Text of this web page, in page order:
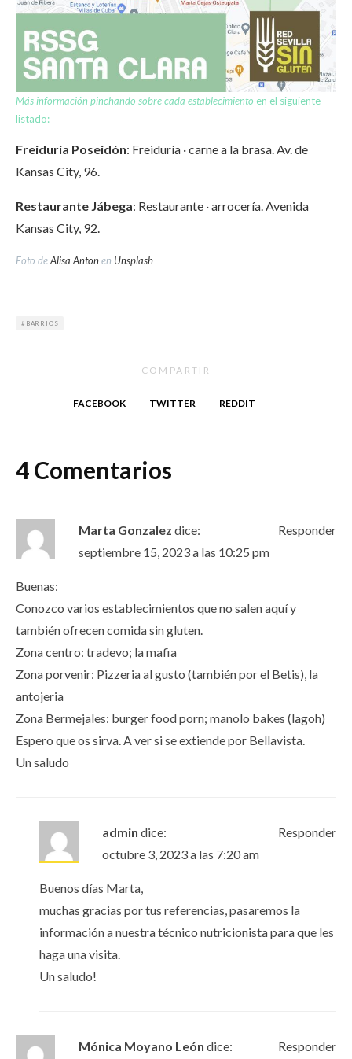
Más información pinchando sobre cada establecimiento en el siguiente
listado:
Freiduría Poseidón: Freiduría · carne a la brasa. Av. de
Kansas City, 96.
Restaurante Jábega: Restaurante · arrocería. Avenida
Kansas City, 92.
Foto deAlisa Antonen Unsplash
BARRIOS
COMPARTIR
FACEBOOK TWITTER REDDIT
4 Comentarios
Marta Gonzalez dice:
septiembre 15, 2023 a las 10:25 pm
Buenas:
Conozco varios establecimientos que no salen aquí y
también ofrecen comida sin gluten.
Zona centro: tradevo; la mafia
Zona porvenir: Pizzeria al gusto (también por el Betis), la
antojeria
Zona Bermejales: burger food porn; manolo bakes (lagoh)
Espero que os sirva. A ver si se extiende por Bellavista.
Un saludo
Responder
admin dice:
octubre 3, 2023 a las 7:20 am
Buenos días Marta,
muchas gracias por tus referencias, pasaremos la
información a nuestra técnico nutricionista para que les
haga una visita.
Un saludo!
Responder
Mónica Moyano León dice:
Responder